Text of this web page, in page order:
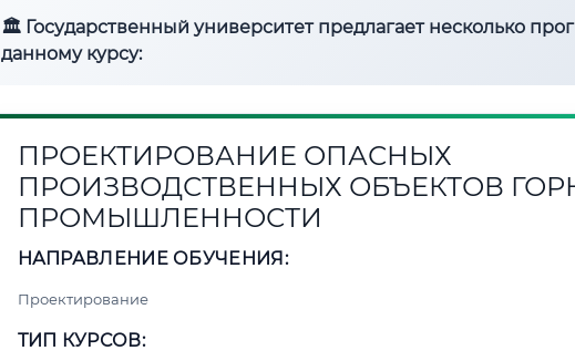
🏛 Государственный университет предлагает несколько
данному курсу:
ПРОЕКТИРОВАНИЕ ОПАСНЫХ
ПРОИЗВОДСТВЕННЫХ ОБЪЕКТОВ
ПРОМЫШЛЕННОСТИ
НАПРАВЛЕНИЕ ОБУЧЕНИЯ:
Проектирование
ТИП КУРСОВ: